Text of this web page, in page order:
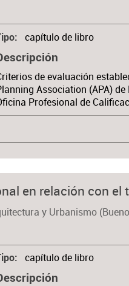
capítulo de libro
de evaluación
Association (APA)
Profesional de
en relación con
y Urbanismo
capítulo de libro